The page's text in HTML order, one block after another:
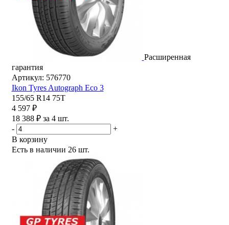
Расширенная
гарантия
Артикул: 576770
Ikon Tyres Autograph Eco 3
155/65 R14 75T
4 597 ₽
18 388 ₽ за 4 шт.
-
+
В корзину
Есть в наличии 26 шт.